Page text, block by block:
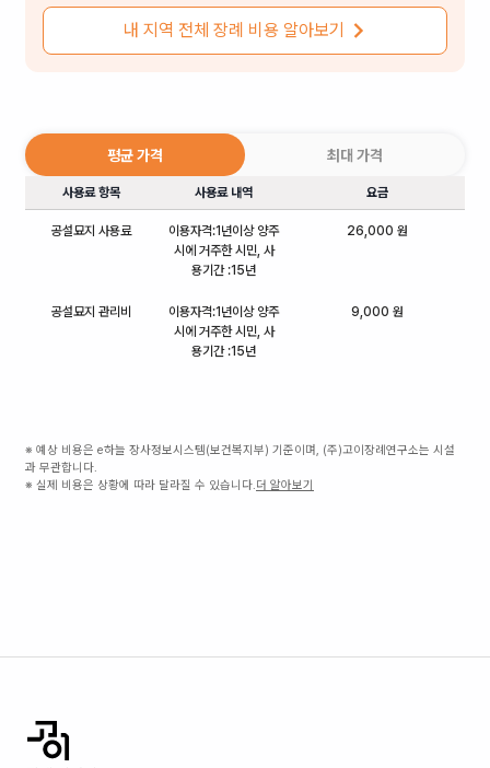
내 지역 전체 장례 비용 알아보기
평균 가격 최대 가격
사용료 항목 사용료 내역 요금
공설묘지 사용료
이용자격:1년이상 양주
시에 거주한 시민, 사
용기간 :15년
26,000 원
공설묘지 관리비
이용자격:1년이상 양주
시에 거주한 시민, 사
용기간 :15년
9,000 원
※ 예상 비용은 e하늘 장사정보시스템(보건복지부) 기준이며, (주)고이장례연구소는 시설
과 무관합니다.
※ 실제 비용은 상황에 따라 달라질 수 있습니다.더 알아보기